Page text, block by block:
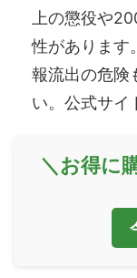
上の懲役や
性があります
報流出の危険
い。公式サイ
＼お得に